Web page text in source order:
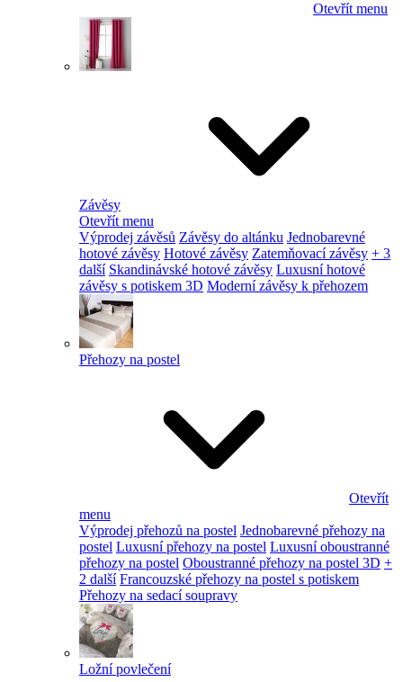
Otevřít menu
Závěsy
Otevřít menu
Výprodej závěsů Závěsy do altánku Jednobarevné
hotové závěsy Hotové závěsy Zatemňovací závěsy + 3
další Skandinávské hotové závěsy Luxusní hotové
závěsy s potiskem 3D Moderní závěsy k přehozem
Přehozy na postel
Otevřít
menu
Výprodej přehozů na postel Jednobarevné přehozy na
postel Luxusní přehozy na postel Luxusní oboustranné
přehozy na postel Oboustranné přehozy na postel 3D +
2 další Francouzské přehozy na postel s potiskem
Přehozy na sedací soupravy
Ložní povlečení